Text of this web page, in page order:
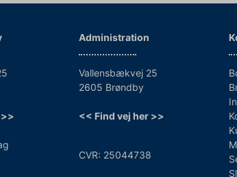
Administration
Vallensbækvej 25
2605 Brøndby
<< Find vej her >>
CVR: 25044738